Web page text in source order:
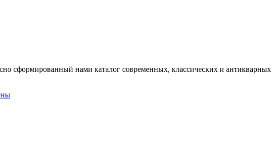
сформированный нами каталог современных, классических и антикварных